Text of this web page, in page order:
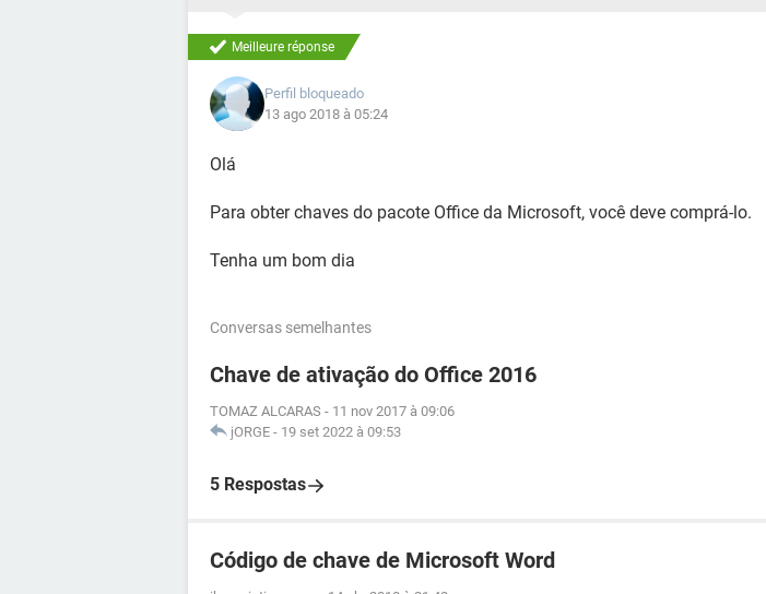
Meilleure réponse
Perfil bloqueado
13 ago 2018 à 05:24
Olá
Para obter chaves do pacote Office da Microsoft, você deve comprá-lo.
Tenha um bom dia
Conversas semelhantes
Chave de ativação do Office 2016
TOMAZ ALCARAS - 11 nov 2017 à 09:06
jORGE - 19 set 2022 à 09:53
5 Respostas
Código de chave de Microsoft Word